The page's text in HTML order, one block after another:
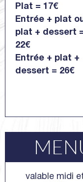
Plat = 17€
Entrée + plat
plat + dessert
22€
Entrée + plat +
dessert = 26€
valable midi